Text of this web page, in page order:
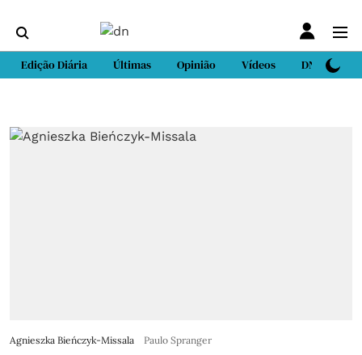
Edição Diária Últimas Opinião Vídeos DN Sport
Agnieszka Bieńczyk-Missala Paulo Spranger